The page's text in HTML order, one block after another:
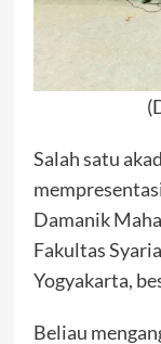
Salah satu
Damanik
Fakultas
Yogyakarta,
Beliau